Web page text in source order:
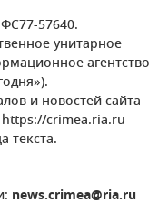
57640.
унитарное
агентство
и новостей сайта
crimea.ria.ru
текста.
news.crimea@ria.ru